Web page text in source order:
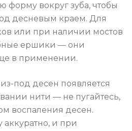
форму вокруг зуба, чтобы
десневым краем. Для
или при наличии мостов
ершики — они
в применении.
под десен появляется
нити — не пугайтесь,
воспаления десен.
аккуратно, и при